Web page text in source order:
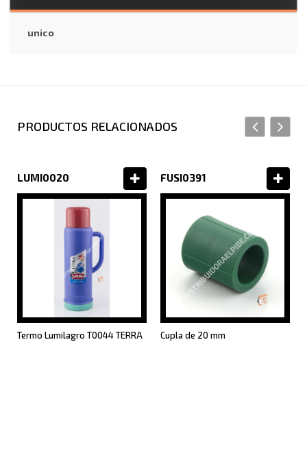
unico
PRODUCTOS RELACIONADOS
LUMI0020
Termo Lumilagro T0044 TERRA
FUSI0391
Cupla de 20 mm